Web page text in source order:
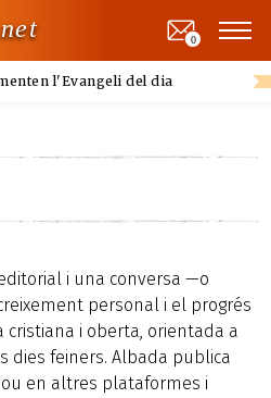
l'Evangeli del dia
0
i una conversa —o
personal i el progrés
cristiana i oberta, orientada a
dies feiners. Albada publica
en altres plataformes i